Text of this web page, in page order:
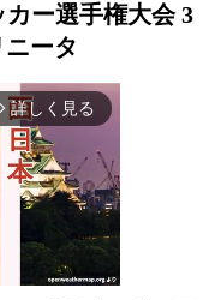
ー選手権大会 3
ニータ
arrow_forward_ios 詳しく見る